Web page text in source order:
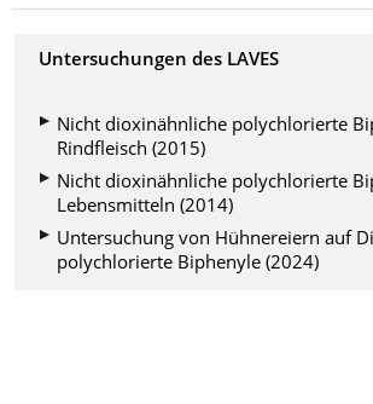
Untersuchungen des LAVES
Nicht dioxinähnliche polychlorierte
Rindfleisch (2015)
Nicht dioxinähnliche polychlorierte
Lebensmitteln (2014)
Untersuchung von Hühnereiern auf
polychlorierte Biphenyle (2024)